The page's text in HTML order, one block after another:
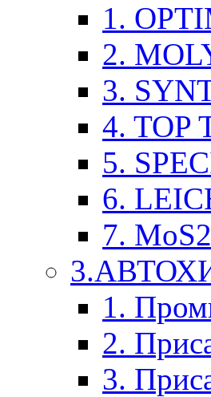
1.
2.
3.
4. TOP
5.
6.
7.
1.
2.
3.